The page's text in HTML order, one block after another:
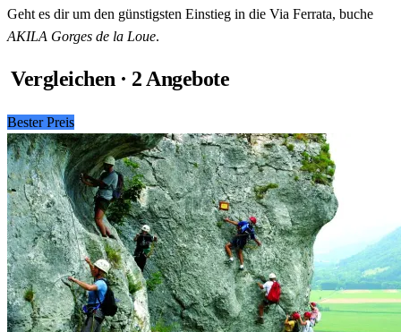
Geht es dir um den günstigsten Einstieg in die Via Ferrata, buche
AKILA Gorges de la Loue.
Vergleichen · 2 Angebote
Bester Preis